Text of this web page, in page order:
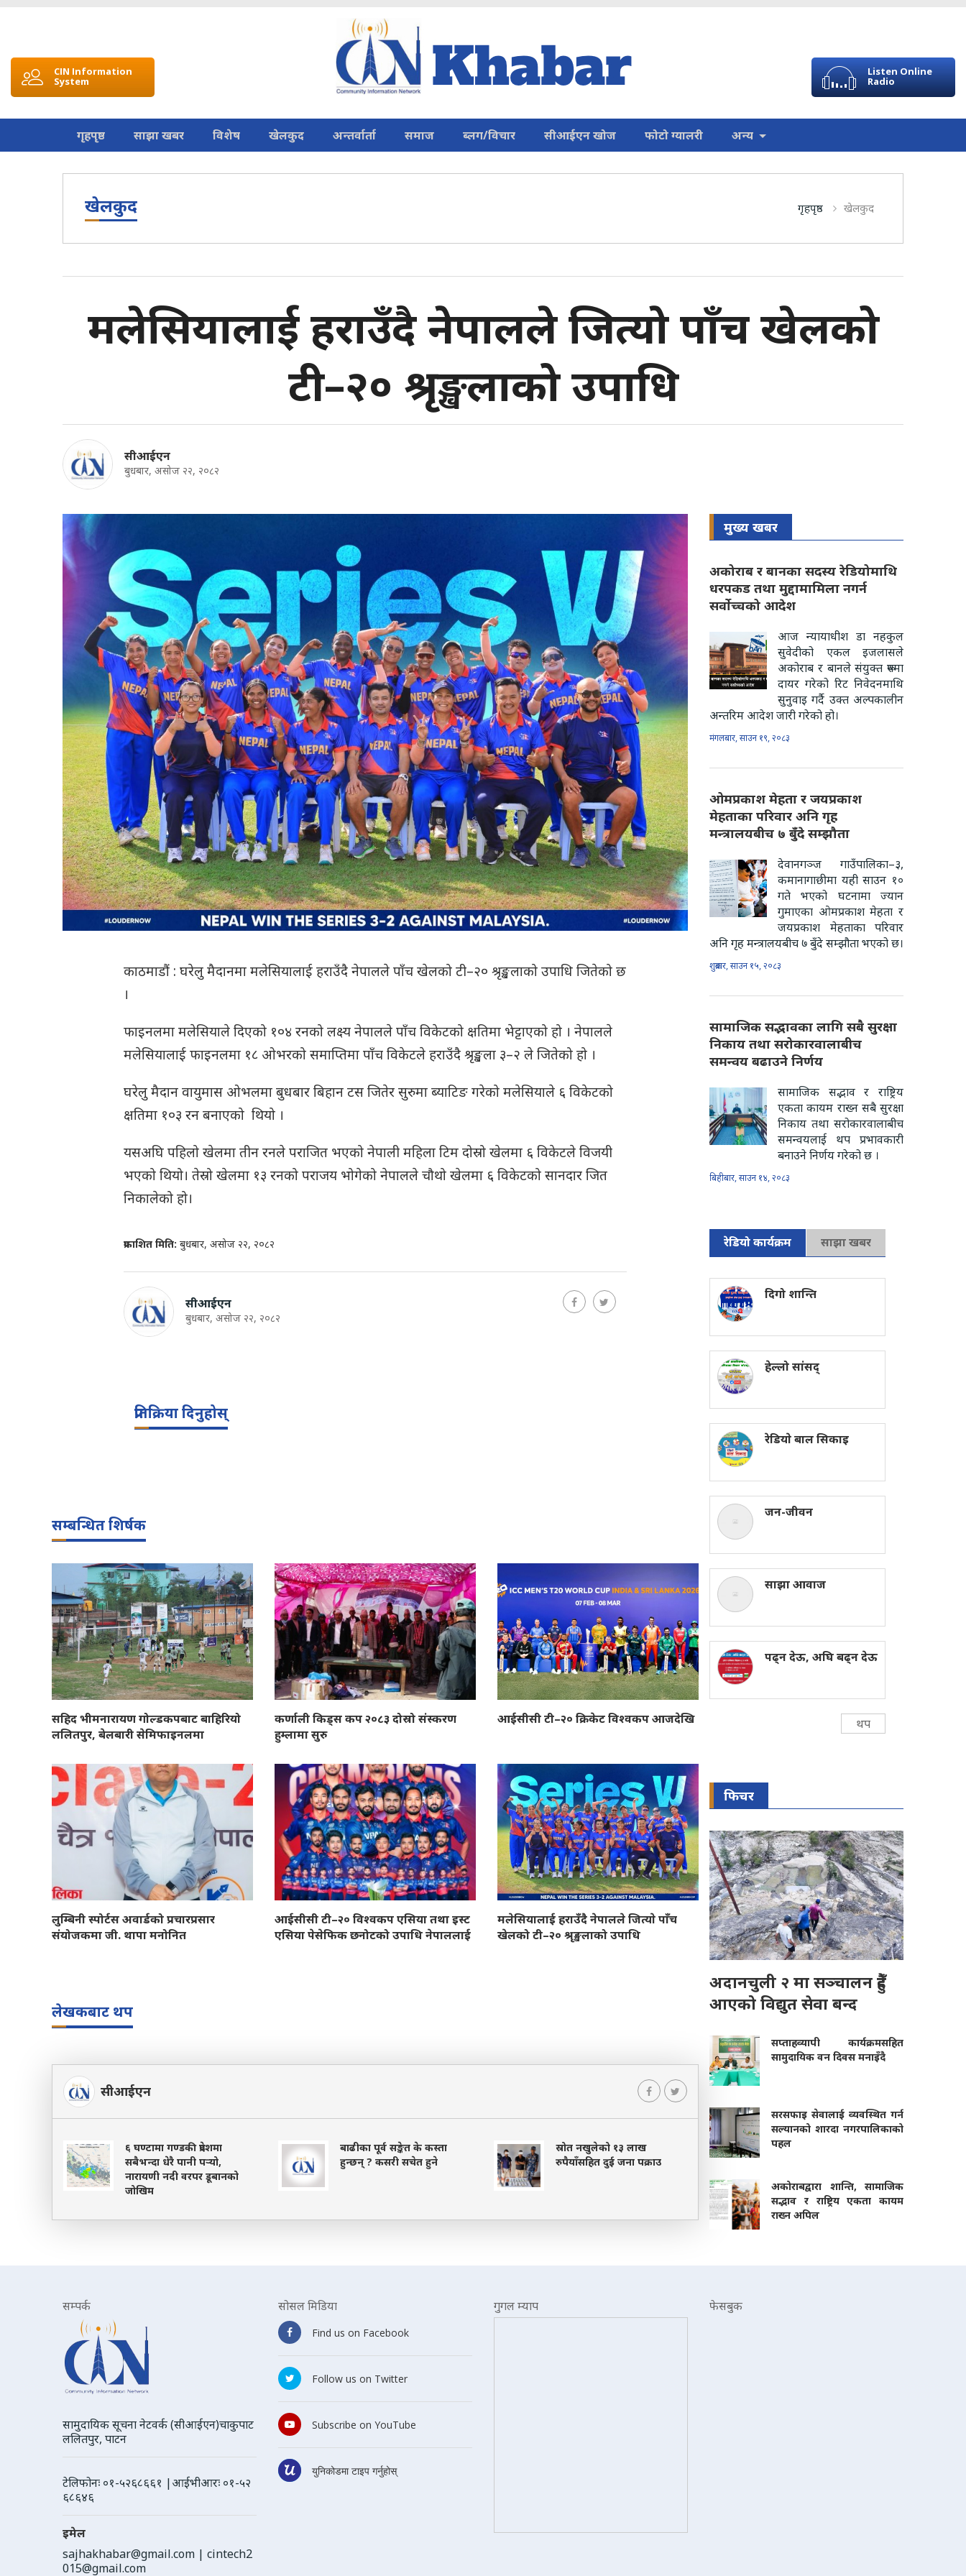
CIN Information
System
Listen Online
Radio
गृहपृष्ठ साझा खबर विशेष खेलकुद अन्तर्वार्ता समाज ब्लग/विचार सीआईएन खोज फोटो ग्यालरी अन्य
खेलकुद गृहपृष्ठ खेलकुद
मलेसियालाई हराउँदै नेपालले जित्याे पाँच खेलको
टी–२० श्रृङ्खलाको उपाधि
सीआईएन
बुधबार, असोज २२, २०८२
काठमाडौं : घरेलु मैदानमा मलेसियालाई हराउँदै नेपालले पाँच खेलको टी–२० श्रृङ्खलाको उपाधि जितेको छ
।
फाइनलमा मलेसियाले दिएको १०४ रनको लक्ष्य नेपालले पाँच विकेटको क्षतिमा भेट्टाएको हो । नेपालले
मलेसियालाई फाइनलमा १८ ओभरको समाप्तिमा पाँच विकेटले हराउँदै श्रृङ्खला ३–२ ले जितेको हो ।
घरेलु मैदान वायुमास ओभलमा बुधबार बिहान टस जितेर सुरुमा ब्याटिङ गरेको मलेसियाले ६ विकेटको
क्षतिमा १०३ रन बनाएको थियो ।
यसअघि पहिलो खेलमा तीन रनले पराजित भएको नेपाली महिला टिम दोस्रो खेलमा ६ विकेटले विजयी
भएको थियो। तेस्रो खेलमा १३ रनको पराजय भोगेको नेपालले चौथो खेलमा ६ विकेटको सानदार जित
निकालेको हो।
प्रकाशित मिति: बुधबार, असोज २२, २०८२
सीआईएन
बुधबार, असोज २२, २०८२
प्रतिक्रिया दिनुहोस्
सम्बन्धित शिर्षक
सहिद भीमनारायण गोल्डकपबाट बाहिरियो
ललितपुर, बेलबारी सेमिफाइनलमा
कर्णाली किड्स कप २०८३ दोस्रो संस्करण
हुम्लामा सुरु
आईसीसी टी–२० क्रिकेट विश्वकप आजदेखि
लुम्बिनी स्पोर्टस अवार्डको प्रचारप्रसार
संयोजकमा जी. थापा मनोनित
आईसीसी टी–२० विश्वकप एसिया तथा इस्ट
एसिया पेसेफिक छनोटको उपाधि नेपाललाई
मलेसियालाई हराउँदै नेपालले जित्याे पाँच
खेलको टी–२० श्रृङ्खलाको उपाधि
लेखकबाट थप
सीआईएन
६ घण्टामा गण्डकी प्रदेशमा
सबैभन्दा धेरै पानी पर्‍यो,
नारायणी नदी वरपर डूबानको
जोखिम
बाढीका पूर्व सङ्केत के कस्ता
हुन्छन् ? कसरी सचेत हुने
स्रोत नखुलेको १३ लाख
रुपैयाँसहित दुई जना पक्राउ
मुख्य खबर
अकोराब र बानका सदस्य रेडियोमाथि
धरपकड तथा मुद्दामामिला नगर्न
सर्वोच्चको आदेश
आज न्यायाधीश डा नहकुल
सुवेदीको एकल इजलासले
अकोराब र बानले संयुक्त रूपमा
दायर गरेको रिट निवेदनमाथि
सुनुवाइ गर्दै उक्त अल्पकालीन
अन्तरिम आदेश जारी गरेको हो।
मंगलबार, साउन १९, २०८३
ओमप्रकाश मेहता र जयप्रकाश
मेहताका परिवार अनि गृह
मन्त्रालयबीच ७ बुँदे सम्झौता
देवानगञ्ज गाउँपालिका–३,
कमानागाछीमा यही साउन १०
गते भएको घटनामा ज्यान
गुमाएका ओमप्रकाश मेहता र
जयप्रकाश मेहताका परिवार
अनि गृह मन्त्रालयबीच ७ बुँदे सम्झौता भएको छ।
शुक्रबार, साउन १५, २०८३
सामाजिक सद्भावका लागि सबै सुरक्षा
निकाय तथा सरोकारवालाबीच
समन्वय बढाउने निर्णय
सामाजिक सद्भाव र राष्ट्रिय
एकता कायम राख्न सबै सुरक्षा
निकाय तथा सरोकारवालाबीच
समन्वयलाई थप प्रभावकारी
बनाउने निर्णय गरेको छ ।
बिहीबार, साउन १४, २०८३
रेडियो कार्यक्रम साझा खबर
दिगो शान्ति
हेल्लो सांसद्
रेडियाे बाल सिकाइ
जन-जीवन
साझा आवाज
पढ्न देऊ, अघि बढ्न देऊ
थप
फिचर
अदानचुली २ मा सञ्चालन हुँदै
आएको विद्युत सेवा बन्द
सप्ताहव्यापी कार्यक्रमसहित
सामुदायिक वन दिवस मनाइँदै
सरसफाइ सेवालाई व्यवस्थित गर्न
सल्यानको शारदा नगरपालिकाको
पहल
अकोराबद्वारा शान्ति, सामाजिक
सद्भाव र राष्ट्रिय एकता कायम
राख्न अपिल
सम्पर्क
सामुदायिक सूचना नेटवर्क (सीआईएन)चाकुपाट
ललितपुर, पाटन
टेलिफोनः ०१-५२६८६६१ |आईभीआरः ०१-५२
६८६४६
इमेल
sajhakhabar@gmail.com | cintech2
015@gmail.com
सोसल मिडिया
Find us on Facebook
Follow us on Twitter
Subscribe on YouTube
युनिकोडमा टाइप गर्नुहोस्
गुगल म्याप फेसबुक